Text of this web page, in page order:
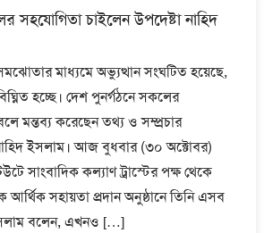
সহযোগিতা চাইলেন উপদেষ্টা নাহিদ
মাধ্যমে অভ্যুত্থান সংঘটিত হয়েছে,
হচ্ছে। দেশ পুনর্গঠনে সকলের
মন্তব্য করেছেন তথ্য ও সম্প্রচার
নাহিদ ইসলাম। আজ বুধবার (৩০ অক্টোবর)
সাংবাদিক কল্যাণ ট্রাস্টের পক্ষ থেকে
সহায়তা প্রদান অনুষ্ঠানে তিনি এসব
বলেন, এখনও […]